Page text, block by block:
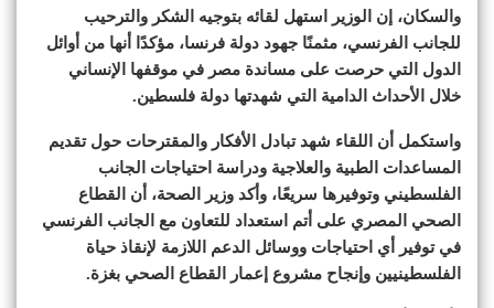
والسكان، إن الوزير استهل لقائه بتوجيه الشكر والترحيب
للجانب الفرنسي، مثمنًا جهود دولة فرنسا، مؤكدًا أنها من أوائل
الدول التي حرصت على مساندة مصر في موقفها الإنساني
خلال الأحداث الدامية التي شهدتها دولة فلسطين.
واستكمل أن اللقاء شهد تبادل الأفكار والمقترحات حول تقديم
المساعدات الطبية والعلاجية ودراسة احتياجات الجانب
الفلسطيني وتوفيرها سريعًا، وأكد وزير الصحة، أن القطاع
الصحي المصري على أتم استعداد للتعاون مع الجانب الفرنسي
في توفير أي احتياجات ووسائل الدعم اللازمة لإنقاذ حياة
الفلسطينيين وإنجاح مشروع إعمار القطاع الصحي بغزة.